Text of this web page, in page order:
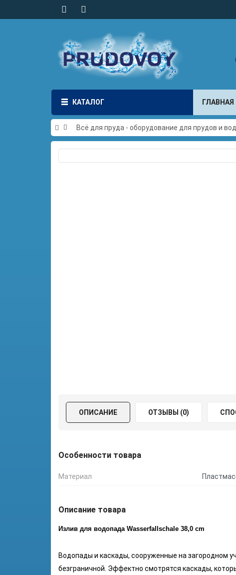
КАТАЛОГ ГЛАВНАЯ
Всё для пруда - оборудование для прудов и
ОПИСАНИЕ ОТЗЫВЫ (0)
Особенности товара
Материал
Описание товара
Излив для водопада Wasserfallschale 38,0 cm
Водопады и каскады, сооруженные на загородном
безграничной. Эффектно смотрятся каскады,